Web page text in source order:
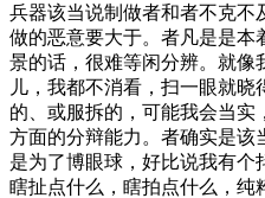
兵器该当说制做者和者不克不
做的恶意要大于。者凡是是本
景的话，很难等闲分辨。就像
儿，我都不消看，扫一眼就
的、或服拆的，可能我会当
方面的分辩能力。者确实是该
是为了博眼球，好比说我有
瞎扯点什么，瞎拍点什么，纯